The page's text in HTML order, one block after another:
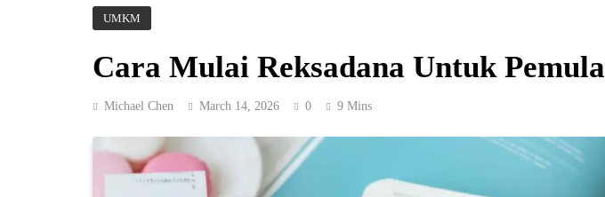
UMKM
Cara Mulai Reksadana Untuk Pemula
Michael Chen March 14, 2026 0 9 Mins